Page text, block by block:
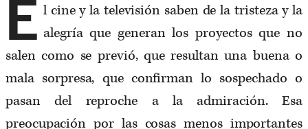
E l cine y la televisión saben de la tristeza y la
alegría que generan los proyectos que no
salen como se previó, que resultan una buena o
mala sorpresa, que confirman lo sospechado o
pasan del reproche a la admiración. Esa
preocupación por las cosas menos importantes